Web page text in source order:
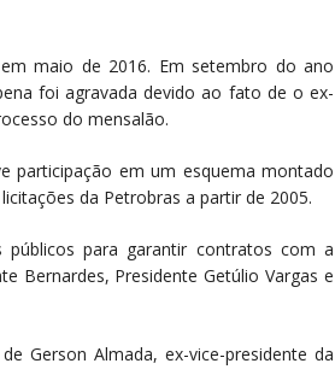
maio de 2016. Em setembro do ano
foi agravada devido ao fato de o ex-
do mensalão.
participação em um esquema montado
da Petrobras a partir de 2005.
para garantir contratos com a
Bernardes, Presidente Getúlio Vargas e
Gerson Almada, ex-vice-presidente da